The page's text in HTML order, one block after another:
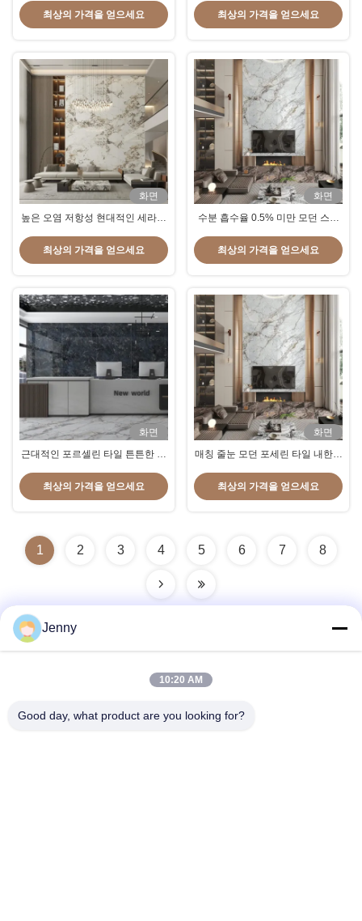
한 외관의 조화
최상의 가격을 얻으세요
통행량 구역에 적합
최상의 가격을 얻으세요
화면
높은 오염 저항성 현대적인 세라믹
완벽함
최상의 가격을 얻으세요
화면
수분 흡수율 0.5% 미만 모던 스타
닥재 벽 마감재 내구성 오래 지속
최상의 가격을 얻으세요
화면
근대적인 포르셀린 타일 튼튼한 포
된 장수성과 세련된 외모를 보장
최상의 가격을 얻으세요
화면
매칭 줄눈 모던 포세린 타일 내한성
이상적인 선택
최상의 가격을 얻으세요
1 2 3 4 5 6 7 8
주소
Jenny
10:20 AM
Good day, what product are you looking for?